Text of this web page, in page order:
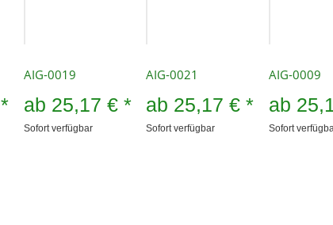
*
AIG-0019
ab 25,17 € *
Sofort verfügbar
AIG-0021
ab 25,17 €*
Sofort verfügbar
AIG-0009
ab
Sofort